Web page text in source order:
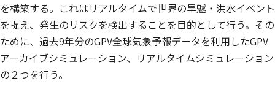
を構築する。これはリアルタイムで世界の旱魃・洪水イベント
を捉え、発生のリスクを検出することを目的として行う。その
ために、過去9年分のGPV全球気象予報データを利用したGPV
アーカイブシミュレーション、リアルタイムシミュレーション
の２つを行う。